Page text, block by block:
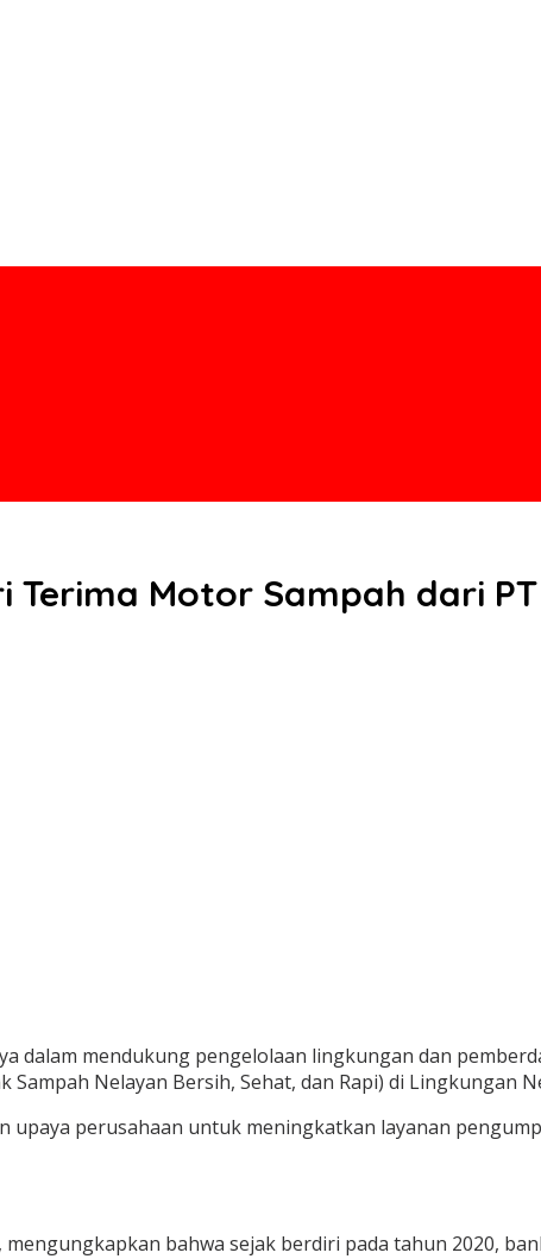
Terima Motor Sampah dari PT
dalam mendukung pengelolaan lingkungan dan
Nelayan Bersih, Sehat, dan Rapi) di Lingkungan
perusahaan untuk meningkatkan layanan
bahwa sejak berdiri pada tahun 2020,